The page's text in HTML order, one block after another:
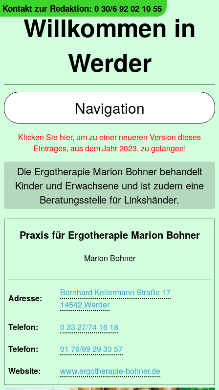
Willkommen in
Werder
Kontakt zur Redaktion: 0 30/6 92 02 10 55
Navigation
Klicken Sie hier, um zu einer neueren Version dieses
Eintrages, aus dem Jahr 2023, zu gelangen!
Die Ergotherapie Marion Bohner behandelt
Kinder und Erwachsene und ist zudem eine
Beratungsstelle für Linkshänder.
Praxis für Ergotherapie Marion Bohner
Marion Bohner
Adresse:
Bernhard Kellermann Straße 17
14542 Werder
Telefon:
0 33 27/74 16 18
Telefon:
01 76/99 29 33 57
Website:
www.ergotherapie-bohner.de